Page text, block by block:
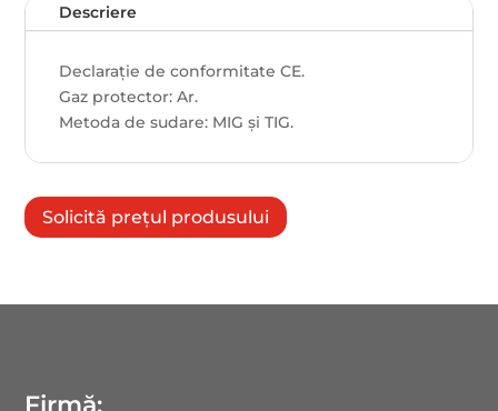
Descriere
Declaraţie de conformitate CE.
Gaz protector: Ar.
Metoda de sudare: MIG și TIG.
Solicită prețul produsului
Firmă: